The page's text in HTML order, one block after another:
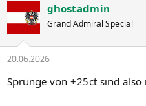
e
:
ghostadmin
Grand Admiral Special
20.06.2026
Sprünge von +25ct sind also